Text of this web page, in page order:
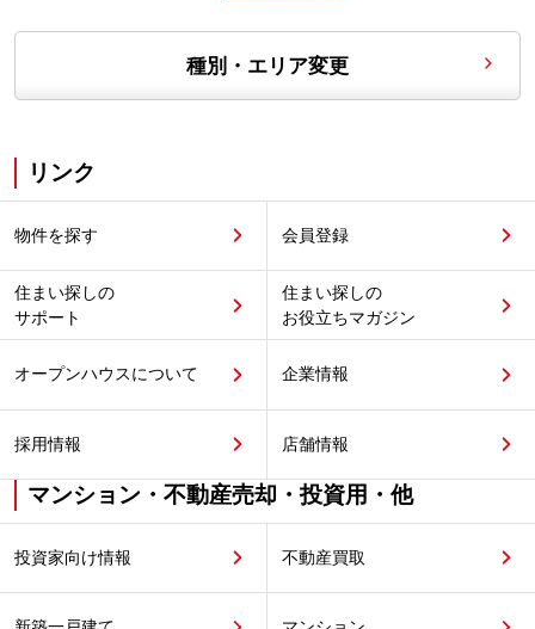
種別・エリア変更
リンク
物件を探す 会員登録
住まい探しの
サポート
住まい探しの
お役立ちマガジン
オープンハウスについて 企業情報
採用情報 店舗情報
マンション・不動産売却・投資用・他
投資家向け情報 不動産買取